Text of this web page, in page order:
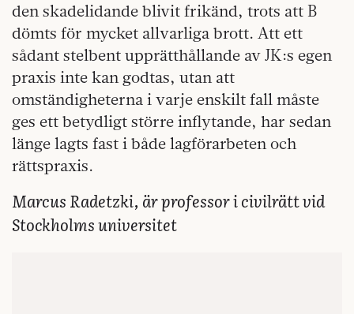
den skadelidande blivit frikänd, trots att B
dömts för mycket allvarliga brott. Att ett
sådant stelbent upprätthållande av JK:s egen
praxis inte kan godtas, utan att
omständigheterna i varje enskilt fall måste
ges ett betydligt större inflytande, har sedan
länge lagts fast i både lagförarbeten och
rättspraxis.
Marcus Radetzki, är professor i civilrätt vid
Stockholms universitet